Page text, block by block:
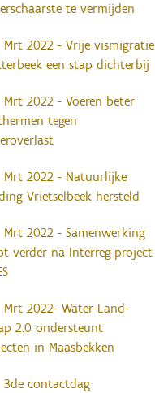
te vermijden
Mrt 2022 - Vrije vismigratie
een stap dichterbij
Mrt 2022 - Voeren beter
tegen
Mrt 2022 - Natuurlijke
Vrietselbeek hersteld
Mrt 2022 - Samenwerking
verder na Interreg-project
Mrt 2022- Water-Land-
2.0 ondersteunt
in Maasbekken
3de contactdag